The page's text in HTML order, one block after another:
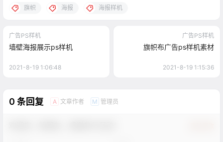
旗帜 海报 海报样机
广告PS样机
墙壁海报展示ps样机
2021-8-19 1:06:48
广告PS样机
旗帜布广告ps样机素材
2021-8-19 1:15:36
0 条回复 A 文章作者 M 管理员